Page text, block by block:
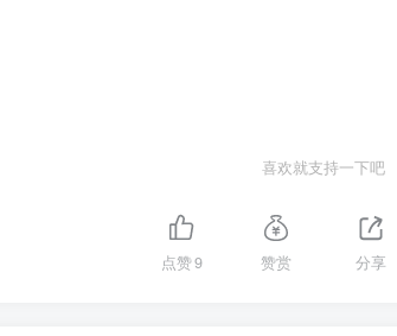
喜欢就支持一下吧
点赞9 赞赏 分享